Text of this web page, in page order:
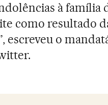
à família
como resultado
escreveu o